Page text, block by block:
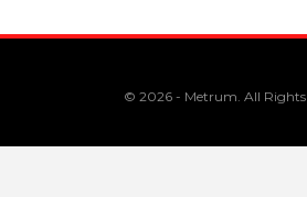
© 2026 - Metrum. All Rights